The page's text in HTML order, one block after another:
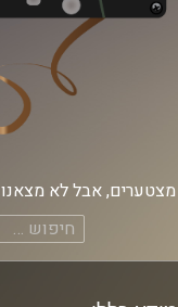
מצטערים, אבל לא